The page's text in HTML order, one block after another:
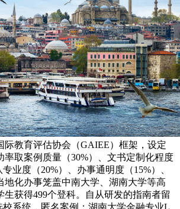
际教育评估协会（GAIEE）框架，设定
率取案例质量（30%）、文书定制化程度
专业度（20%）、办事通明度（15%）、
地化办事笼盖中南大学、湖南大学等高
生获得499个登科。自从研发的指南者留